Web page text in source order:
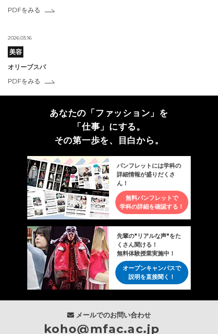
PDFをみる
2026.03.16
美容
オリーブスパ
PDFをみる
あなたの「ファッション」を
「仕事」にする。
その第一歩を、目白から。
パンフレットには学科の
詳細情報が盛りだくさ
ん！
無料パンフレットで
学科の詳細を確認する！
先輩の"リアルな声"をた
くさん聞ける！
無料体験授業実施中！
オープンキャンパスで
説明を直接聞く！
メールでのお問い合わせ
koho@mfac.ac.jp